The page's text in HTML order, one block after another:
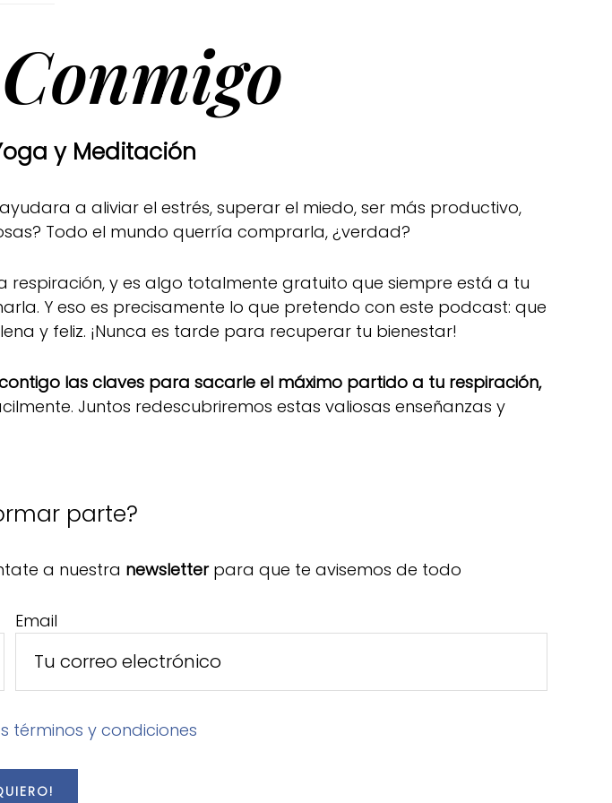
y Meditación
a aliviar el estrés, superar el miedo, ser más productivo,
Todo el mundo querría comprarla, ¿verdad?
y es algo totalmente gratuito que siempre está a tu
Y eso es precisamente lo que pretendo con este podcast: que
y feliz. ¡Nunca es tarde para recuperar tu bienestar!
las claves para sacarle el máximo partido a tu respiración,
Juntos redescubriremos estas valiosas enseñanzas y
parte?
a nuestra newsletterpara que te avisemos de todo
Email
términos y condiciones